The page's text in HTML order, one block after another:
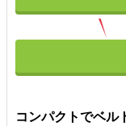
コンパクトでベル